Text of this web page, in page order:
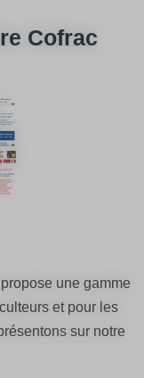
Cofrac
une gamme
et pour les
sur notre